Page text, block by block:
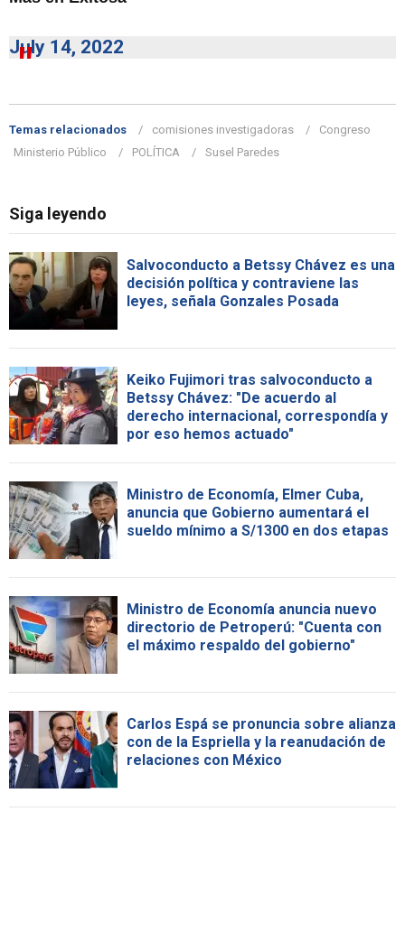
July 14, 2022
Temas relacionados comisiones investigadoras
Congreso
Ministerio Público
POLÍTICA Susel Paredes
Siga leyendo
Salvoconducto a Betssy Chávez es una
decisión política y contraviene las
leyes, señala Gonzales Posada
Keiko Fujimori tras salvoconducto a
Betssy Chávez: "De acuerdo al
derecho internacional, correspondía y
por eso hemos actuado"
Ministro de Economía, Elmer Cuba,
anuncia que Gobierno aumentará el
sueldo mínimo a S/1300 en dos etapas
Ministro de Economía anuncia nuevo
directorio de Petroperú: "Cuenta con
el máximo respaldo del gobierno"
Carlos Espá se pronuncia sobre alianza
con de la Espriella y la reanudación de
relaciones con México